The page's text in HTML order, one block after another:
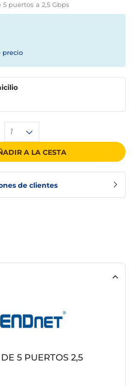
puertos a 2,5 Gbps
de clientes
precio
1
A LA CESTA
5 PUERTOS 2,5